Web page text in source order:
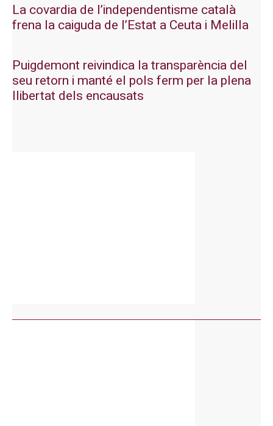
La covardia de l’independentisme català
frena la caiguda de l’Estat a Ceuta i Melilla
Puigdemont reivindica la transparència del
seu retorn i manté el pols ferm per la plena
llibertat dels encausats